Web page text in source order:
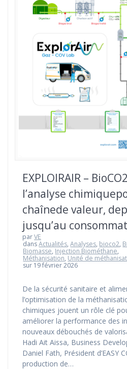
EXPLOIRAIR –
l’analyse
chaînede valeur,
jusqu’au
parVE
dansActualités,Analyses, bioco2,
Biomasse, Injection Biométhane,
Méthanisation, Unité de
sur 19 février 2026
De la sécurité sanitaire et
l’optimisation de la
chimiques jouent un rôle clé
améliorer la performance des
nouveaux débouchés de
Hadi Ait Aissa, Business
Daniel Fath, Président d’EASY
production de…